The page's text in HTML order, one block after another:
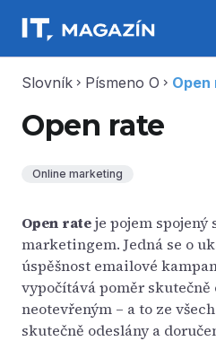
Slovník chevron_right Písmeno O chevron_right Open
Open rate
Online marketing
Open rateje pojem spojený
marketingem. Jedná se o
úspěšnost emailové
vypočítává poměr
neotevřeným – a to ze
skutečně odeslány a